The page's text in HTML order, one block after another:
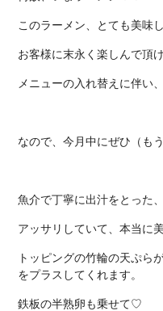
このラーメン、とても美味
お客様に末永く楽しんで頂
メニューの入れ替えに伴い
なので、今月中にぜひ（も
魚介で丁寧に出汁をとった
アッサリしていて、本当に
トッピングの竹輪の天ぷら
をプラスしてくれます。
鉄板の半熟卵も乗せて♡